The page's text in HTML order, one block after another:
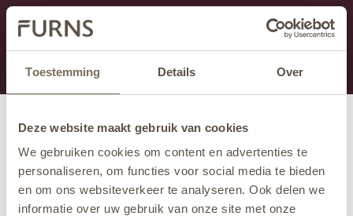
Toestemming Details Over
Deze website maakt gebruik van cookies
We gebruiken cookies om content en advertenties te
personaliseren, om functies voor social media te bieden
en om ons websiteverkeer te analyseren. Ook delen we
informatie over uw gebruik van onze site met onze
Dit onderdeel is momenteel in onderhoud.
Als je informatie mist kun je ons bellen +31 413 274
168 of mailen
info@furns.com